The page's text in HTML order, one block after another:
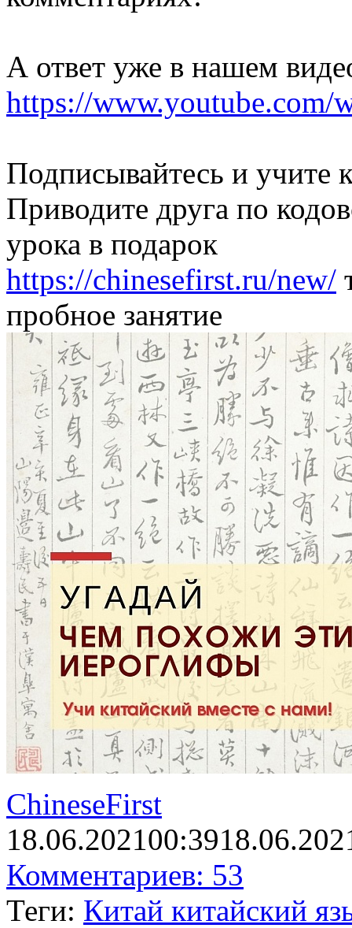
А ответ уже в нашем
https://www.youtube.com/
Подписывайтесь и учите
Приводите друга по
урока в подарок
https://chinesefirst.ru/new/
пробное занятие
ChineseFirst
18.06.202100:39
Комментариев: 53
Теги: Китай китайский